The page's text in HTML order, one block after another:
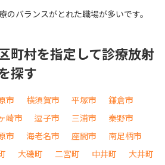
のバランスがとれた職場が多いです。
町村を指定して診療放射
探す
市 横須賀市 平塚市
鎌倉市
崎市 逗子市 三浦市
秦野市
市 海老名市 座間市
南足柄市
大磯町 二宮町 中井町
大井町